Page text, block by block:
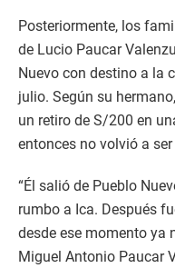
Posteriormente, los
de Lucio Paucar
Nuevo con destino a la
julio. Según su
un retiro de S/200 en
entonces no volvió a
“Él salió de Pueblo
rumbo a Ica. Después
desde ese momento ya
Miguel Antonio Paucar